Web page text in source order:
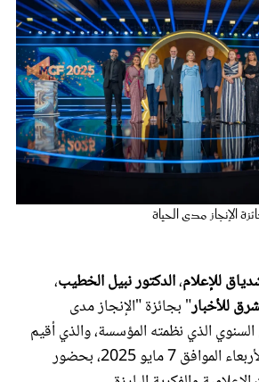
الإنجاز مدى الحياة
للإعلام،الدكتور نبيل الخطيب،
للأخبار" بجائزة "الإنجاز مدى
الذي نظمته المؤسسة، والذي أقيم
في دبي مساء يوم الأربعاء الموافق 7 مايو 2025، بحضور